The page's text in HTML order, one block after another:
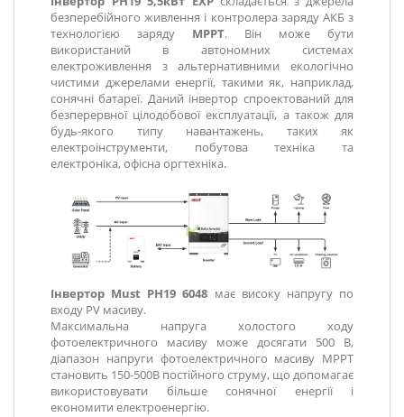
безперебійного живлення і контролера заряду АКБ з
технологією заряду MPPT. Він може бути
використаний в автономних системах
електроживлення з альтернативними екологічно
чистими джерелами енергії, такими як, наприклад,
сонячні батареї. Даний інвертор спроектований для
безперервної цілодобової експлуатації, а також для
будь-якого типу навантажень, таких як
електроінструменти, побутова техніка та
електроніка, офісна оргтехніка.
Інвертор Must PH19 6048 має високу напругу по
входу PV масиву.
Максимальна напруга холостого ходу
фотоелектричного масиву може досягати 500 В,
діапазон напруги фотоелектричного масиву MPPT
становить 150-500В постійного струму, що допомагає
використовувати більше сонячної енергії і
економити електроенергію.